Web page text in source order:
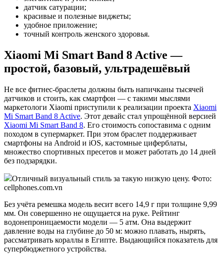
датчик сатурации;
красивые и полезные виджеты;
удобное приложение;
точный контроль женского здоровья.
Xiaomi Mi Smart Band 8 Active —
простой, базовый, ультрадешёвый
Не все фитнес-браслеты должны быть напичканы тысячей
датчиков и стоить, как смартфон — с такими мыслями
маркетологи Xiaomi приступили к реализации проекта Xiaomi
Mi Smart Band 8 Active. Этот девайс стал упрощённой версией
Xiaomi Mi Smart Band 8. Его стоимость сопоставима с одним
походом в супермаркет. При этом браслет поддерживает
смартфоны на Android и iOS, кастомные циферблаты,
множество спортивных пресетов и может работать до 14 дней
без подзарядки.
Отличный визуальный стиль за такую низкую цену. Фото:
cellphones.com.vn
Без учёта ремешка модель весит всего 14,9 г при толщине 9,99
мм. Он совершенно не ощущается на руке. Рейтинг
водонепроницаемости модели — 5 атм. Она выдержит
давление воды на глубине до 50 м: можно плавать, нырять,
рассматривать кораллы в Египте. Выдающийся показатель для
супербюджетного устройства.